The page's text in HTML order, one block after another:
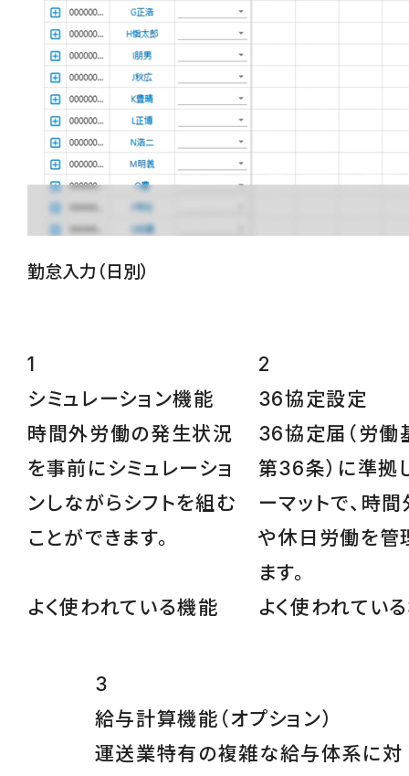
勤怠入力（日別）
1
シミュレーション機能
時間外労働の発生状況
を事前にシミュレーショ
ンしながらシフトを組む
ことができます。
よく使われている機能
2
36協定設定
36協定届（労働
第36条）に準拠
ーマットで、時
や休日労働を管
ます。
よく使われてい
3
給与計算機能 （オプション）
運送業特有の複雑な給与体系に対